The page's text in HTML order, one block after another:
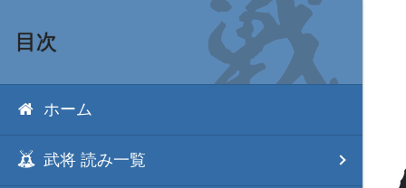
目次
ホーム
武将 読み一覧